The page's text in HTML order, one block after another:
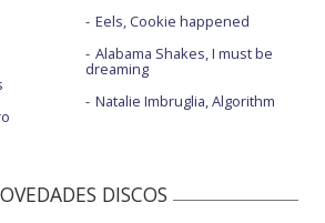
Eels, Cookie happened
Alabama Shakes, I must be
dreaming
Natalie Imbruglia, Algorithm
DISCOS